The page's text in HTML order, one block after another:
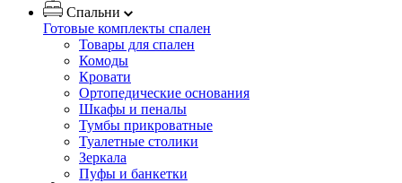
Спальни
Готовые комплекты спален
Товары для спален
Комоды
Кровати
Ортопедические основания
Шкафы и пеналы
Тумбы прикроватные
Туалетные столики
Зеркала
Пуфы и банкетки